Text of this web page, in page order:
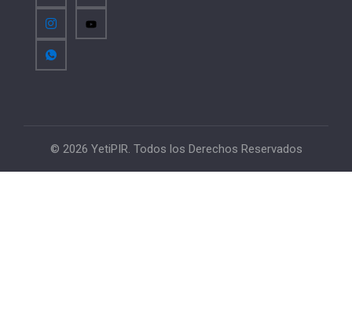
© 2026 YetiPIR. Todos los Derechos Reservados